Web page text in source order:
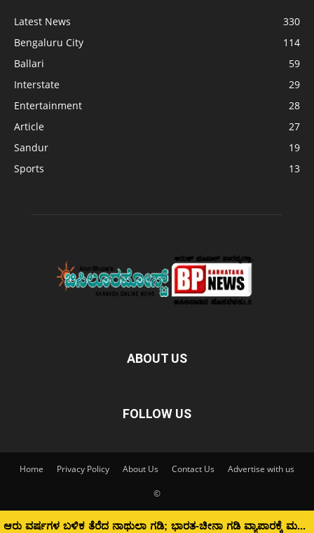
Latest News
330
Bengaluru City
114
Ballari
59
Interstate
29
Entertainment
28
Article
27
Sandur
19
Sports
13
ABOUT US
FOLLOW US
Home Privacy Policy About Us Contact Us Advertise with us
©
ಆರು ವರ್ಷಗಳ ಬಳಿಕ ತೆರೆದ ನಾಥುಲಾ ಗಡಿ; ಭಾರತ-ಚೀನಾ ಗಡಿ ವ್ಯಾಪಾರಕ್ಕೆ ಮರುಜೀವ